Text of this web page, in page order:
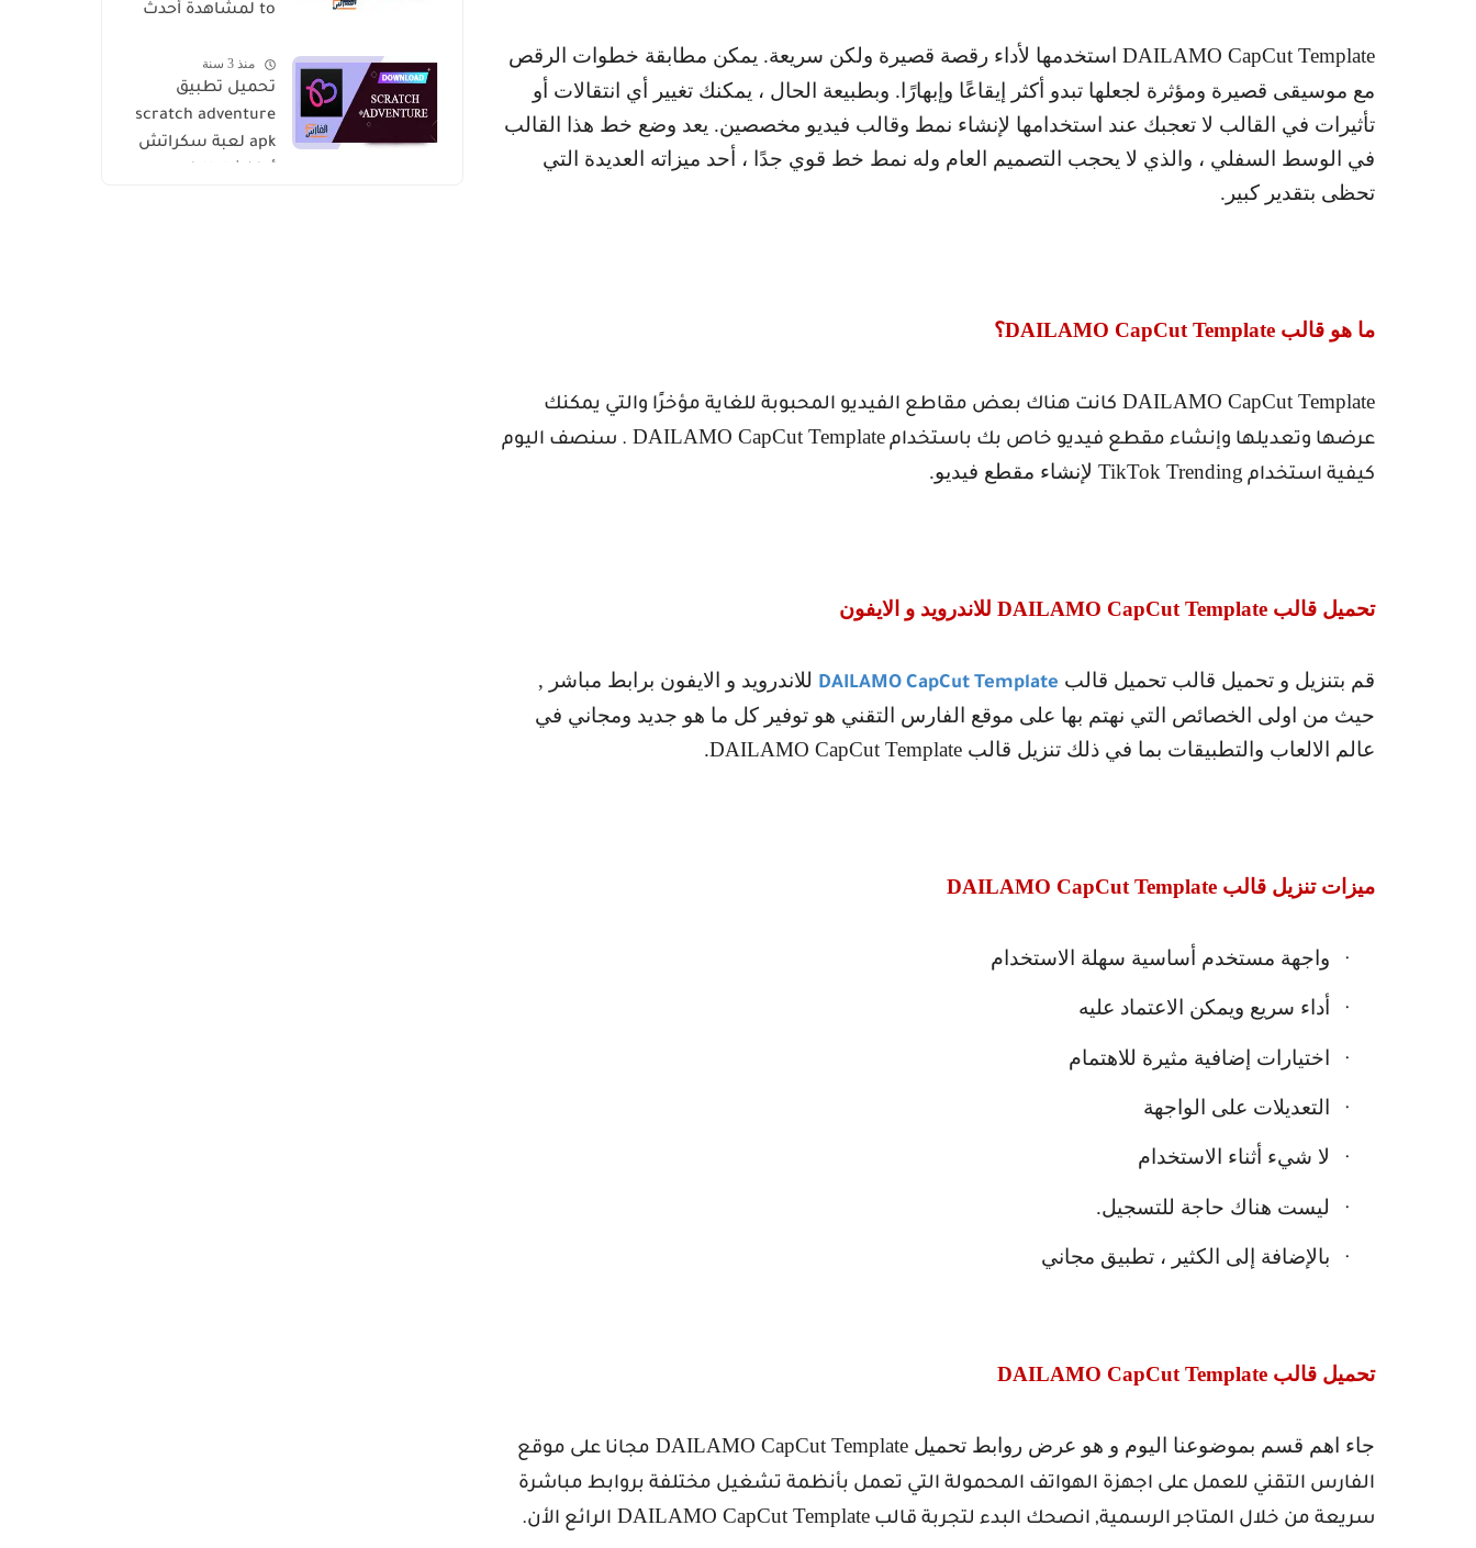
DAILAMO CapCut Template استخدمها لأداء رقصة قصيرة ولكن سريعة. يمكن مطابقة خطوات الرقص
مع موسيقى قصيرة ومؤثرة لجعلها تبدو أكثر إيقاعًا وإبهارًا. وبطبيعة الحال ، يمكنك تغيير أي انتقالات أو
تأثيرات في القالب لا تعجبك عند استخدامها لإنشاء نمط وقالب فيديو مخصصين. يعد وضع خط هذا القالب
في الوسط السفلي ، والذي لا يحجب التصميم العام وله نمط خط قوي جدًا ، أحد ميزاته العديدة التي
تحظى بتقدير كبير.
ما هو قالب DAILAMO CapCut Template؟
DAILAMO CapCut Template كانت هناك بعض مقاطع الفيديو المحبوبة للغاية مؤخرًا والتي يمكنك
عرضها وتعديلها وإنشاء مقطع فيديو خاص بك باستخدام DAILAMO CapCut Template . سنصف اليوم
كيفية استخدام TikTok Trending لإنشاء مقطع فيديو.
تحميل قالب DAILAMO CapCut Template للاندرويد و الايفون
قم بتنزيل و تحميل قالب تحميل قالب DAILAMO CapCut Template للاندرويد و الايفون برابط مباشر ,
حيث من اولى الخصائص التي نهتم بها على موقع الفارس التقني هو توفير كل ما هو جديد ومجاني في
عالم الالعاب والتطبيقات بما في ذلك تنزيل قالب DAILAMO CapCut Template
.
ميزات تنزيل قالب DAILAMO CapCut Template
· واجهة مستخدم أساسية سهلة الاستخدام
· أداء سريع ويمكن الاعتماد عليه
· اختيارات إضافية مثيرة للاهتمام
· التعديلات على الواجهة
· لا شيء أثناء الاستخدام
· ليست هناك حاجة للتسجيل.
· بالإضافة إلى الكثير ، تطبيق مجاني
تحميل قالب DAILAMO CapCut Template
جاء اهم قسم بموضوعنا اليوم و هو عرض روابط تحميل DAILAMO CapCut Template مجانا على موقع
الفارس التقني للعمل على اجهزة الهواتف المحمولة التي تعمل بأنظمة تشغيل مختلفة بروابط مباشرة
سريعة من خلال المتاجر الرسمية, انصحك البدء لتجربة قالب DAILAMO CapCut Template الرائع الأن.
to لمشاهدة أحدث
الأفلام
منذ 3 سنة
تحميل تطبيق
scratch adventure
apk لعبة سكراتش